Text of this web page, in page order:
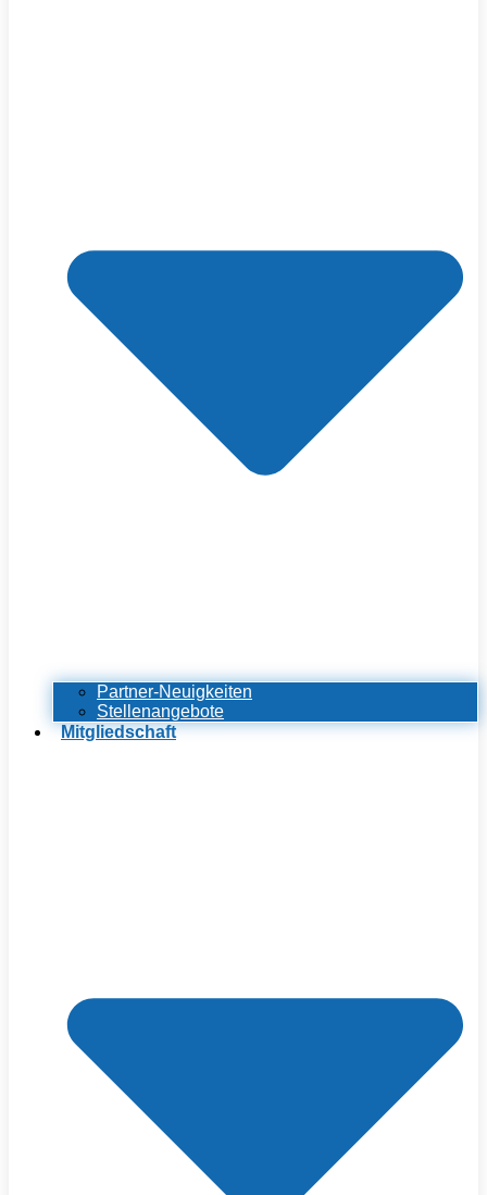
Partner-Neuigkeiten
Stellenangebote
Mitgliedschaft